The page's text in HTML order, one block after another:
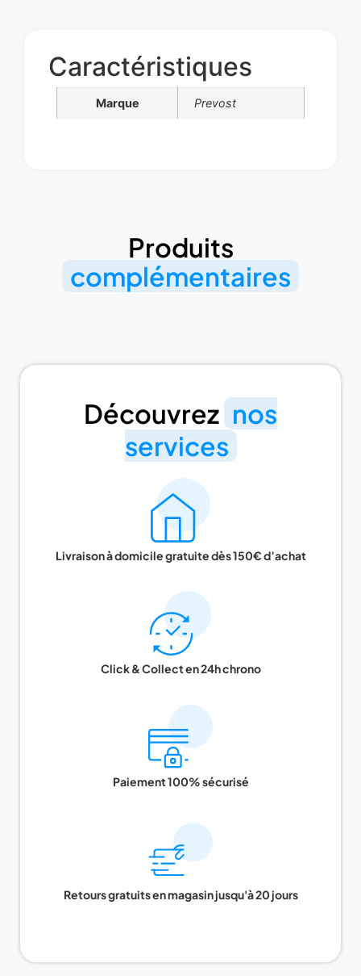
Caractéristiques
Marque Prevost
Produits
complémentaires
Découvrez nos
services
Livraison à domicile gratuite dès 150€ d’achat
Click & Collect en 24h chrono
Paiement 100% sécurisé
Retours gratuits en magasin jusqu'à 20 jours